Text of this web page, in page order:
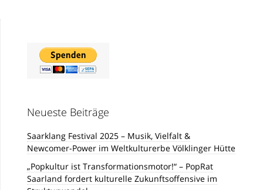
Neueste Beiträge
Saarklang Festival 2025 – Musik, Vielfalt &
Newcomer-Power im Weltkulturerbe Völklinger Hütte
„Popkultur ist Transformationsmotor!“ – PopRat
Saarland fordert kulturelle Zukunftsoffensive im